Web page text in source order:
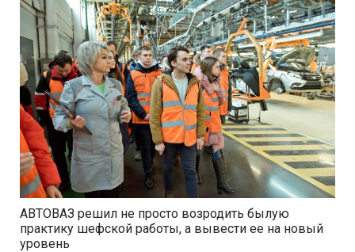
АВТОВАЗ решил не просто возродить былую
практику шефской работы, а вывести ее на новый
уровень